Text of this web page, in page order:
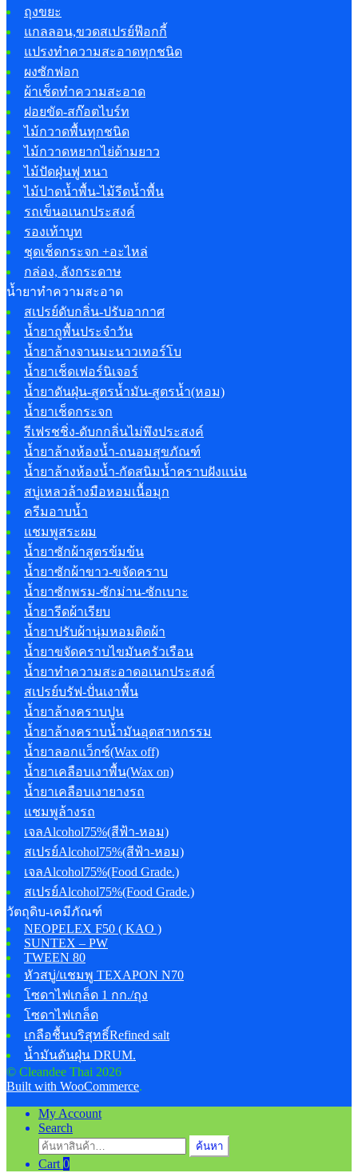
ถุงขยะ
แกลลอน,ขวดสเปรย์ฟ๊อกกี้
แปรงทำความสะอาดทุกชนิด
ผงซักฟอก
ผ้าเช็ดทำความสะอาด
ฝอยขัด-สก๊อตไบร์ท
ไม้กวาดพื้นทุกชนิด
ไม้กวาดหยากไย่ด้ามยาว
ไม้ปัดฝุ่นฟู หนา
ไม้ปาดน้ำพื้น-ไม้รีดน้ำพื้น
รถเข็นอเนกประสงค์
รองเท้าบูท
ชุดเช็ดกระจก +อะไหล่
กล่อง, ลังกระดาษ
น้ำยาทำความสะอาด
สเปรย์ดับกลิ่น-ปรับอากาศ
น้ำยาถูพื้นประจำวัน
น้ำยาล้างจานมะนาวเทอร์โบ
น้ำยาเช็ดเฟอร์นิเจอร์
น้ำยาดันฝุ่น-สูตรน้ำมัน-สูตรน้ำ(หอม)
น้ำยาเช็ดกระจก
รีเฟรชชิ่ง-ดับกกลิ่นไม่พึงประสงค์
น้ำยาล้างห้องน้ำ-ถนอมสุขภัณฑ์
น้ำยาล้างห้องน้ำ-กัดสนิมน้ำคราบฝังแน่น
สบู่เหลวล้างมือหอมเนื้อมุก
ครีมอาบน้ำ
แชมพูสระผม
น้ำยาซักผ้าสูตรข้มข้น
น้ำยาซักผ้าขาว-ขจัดคราบ
น้ำยาซักพรม-ซักม่าน-ซักเบาะ
น้ำยารีดผ้าเรียบ
น้ำยาปรับผ้านุ่มหอมติดผ้า
น้ำยาขจัดคราบไขมันครัวเรือน
น้ำยาทำความสะอาดอเนกประสงค์
สเปรย์บรัฟ-ปั่นเงาพื้น
น้ำยาล้างคราบปูน
น้ำยาล้างคราบน้ำมันอุตสาหกรรม
น้ำยาลอกแว็กซ์(Wax off)
น้ำยาเคลือบเงาพื้น(Wax on)
น้ำยาเคลือบเงายางรถ
แชมพูล้างรถ
เจลAlcohol75%(สีฟ้า-หอม)
สเปรย์Alcohol75%(สีฟ้า-หอม)
เจลAlcohol75%(Food Grade.)
สเปรย์Alcohol75%(Food Grade.)
วัตถุดิบ-เคมีภัณฑ์
NEOPELEX F50 ( KAO )
SUNTEX – PW
TWEEN 80
หัวสบู่/แชมพู TEXAPON N70
โซดาไฟเกล็ด 1 กก./ถุง
โซดาไฟเกล็ด
เกลือชื้นบริสุทธิ์Refined salt
น้ำมันดันฝุ่น DRUM.
© Cleandee Thai 2026
Built with WooCommerce.
My Account
Search
ค้นหา:
ค้นหา
Cart 0